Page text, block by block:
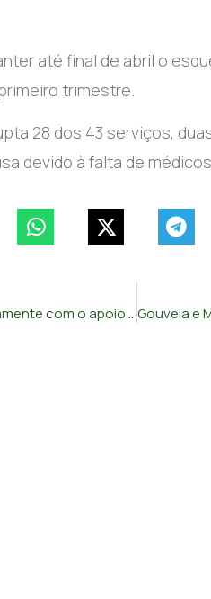
até final de abril o
trimestre.
28 dos 43 serviços,
devido à falta de
“Medidas que sejam boas contarão certamente com o apoio do CHEGA”